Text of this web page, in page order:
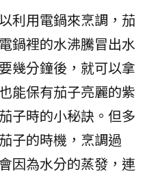
利用電鍋來烹調，茄
鍋裡的水沸騰冒出水
幾分鐘後，就可以拿
能保有茄子亮麗的紫
子時的小秘訣。但多
子的時機，烹調過
因為水分的蒸發，連